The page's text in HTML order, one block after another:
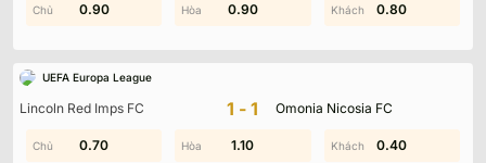
2.00 0.20 0.30
0.90 0.90 0.80
UEFA Europa League
Lincoln Red Imps FC 1-1 Omonia Nicosia FC
0.40 0.90 1.70
0.70 1.10 0.40